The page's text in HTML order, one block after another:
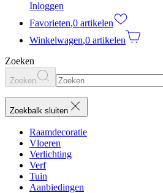
Inloggen
Favorieten,0 artikelen
Winkelwagen,0 artikelen
Zoeken
Zoeken
Zoekbalk sluiten
Raamdecoratie
Vloeren
Verlichting
Verf
Tuin
Aanbiedingen